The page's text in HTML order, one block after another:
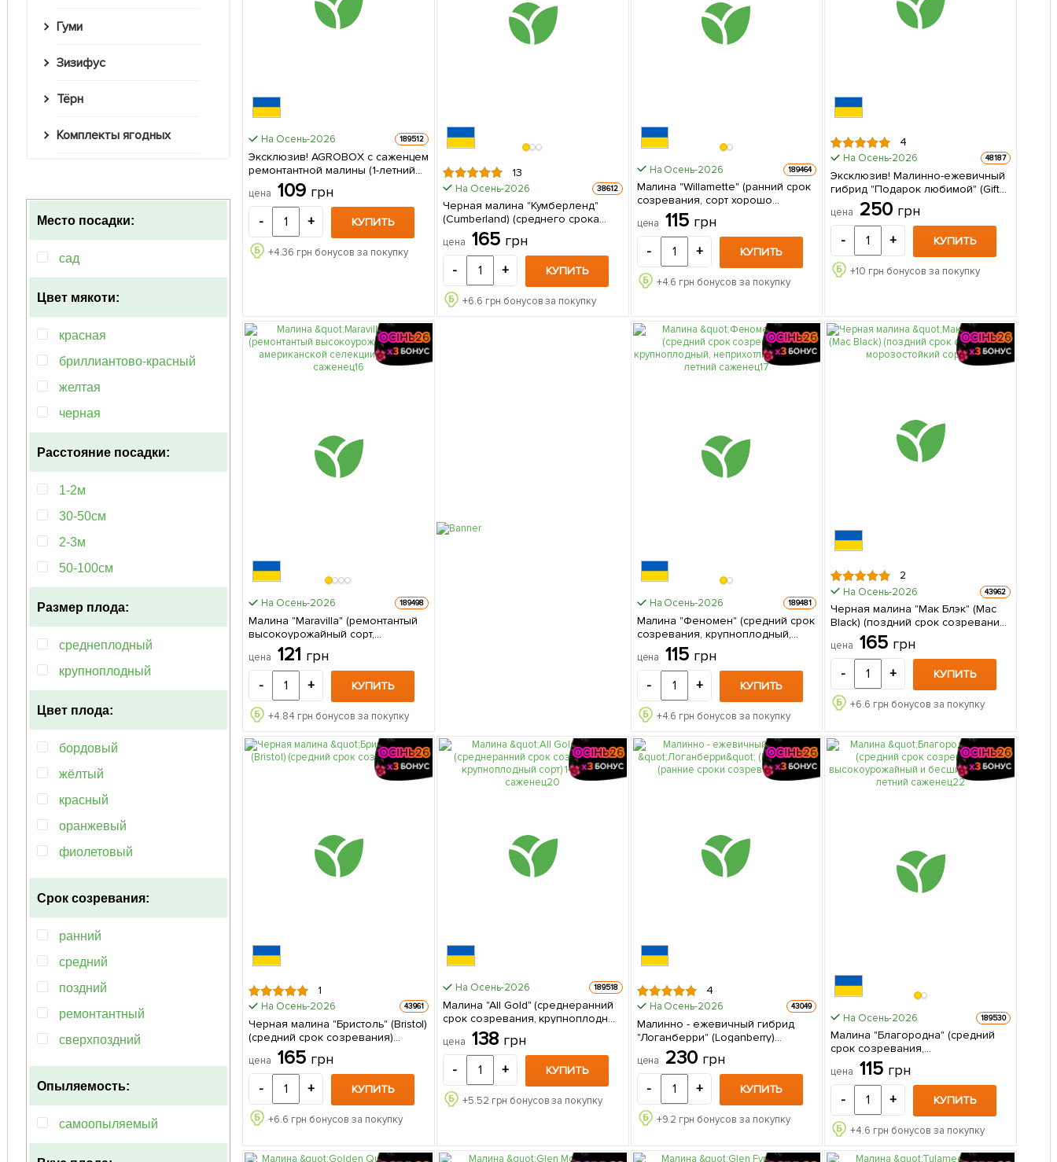
Гуми
Зизифус
Тёрн
Комплекты ягодных
Место посадки:
сад
Цвет мякоти:
красная
бриллиантово-красный
желтая
черная
Расстояние посадки:
1-2м
30-50см
2-3м
50-100см
Размер плода:
среднеплодный
крупноплодный
Цвет плода:
бордовый
жёлтый
красный
оранжевый
фиолетовый
чёрный
Срок созревания:
ранний
средний
поздний
ремонтантный
сверхпоздний
среднепоздний
среднеранний
Опыляемость:
самоопыляемый
На Осень-2026 189512
Эксклюзив! AGROBOX с саженцем
ремонтантной малины (1-летний
саженец) 1 шт в упаковке
цена 109 грн
- + КУПИТЬ
+4.36 грн бонусов за покупку
13
На Осень-2026 38612
Черная малина "Кумберленд"
(Cumberland) (среднего срока
созревания) (Корневище) 1 шт в
упаковке
цена 165 грн
- + КУПИТЬ
+6.6 грн бонусов за покупку
На Осень-2026 189464
Малина "Willamette" (ранний срок
созревания, сорт хорошо
устойчив к болезням) 1-летний
саженец 1 шт в упаковке
цена 115 грн
- + КУПИТЬ
+4.6 грн бонусов за покупку
4
На Осень-2026 48187
Эксклюзив! Малинно-ежевичный
гибрид "Подарок любимой" (Gift
for a loved one) (премиальный
крупноплодный сорт)
(Корневище) 1 шт в упаковке
цена 250 грн
- + КУПИТЬ
+10 грн бонусов за покупку
На Осень-2026 189498
Малина "Maravilla" (ремонтантый
высокоурожайный сорт,
американской селекции) 1-летний
саженец 1 шт в упаковке
цена 121 грн
- + КУПИТЬ
+4.84 грн бонусов за покупку
На Осень-2026 189481
Малина "Феномен" (средний срок
созревания, крупноплодный,
неприхотливый сорт) 1-летний
саженец 1 шт в упаковке
цена 115 грн
- + КУПИТЬ
+4.6 грн бонусов за покупку
2
На Осень-2026 43962
Черная малина "Мак Блэк" (Mac
Black) (поздний срок созревания,
морозостойкий сорт)
(Корневище) 1 шт в упаковке
цена 165 грн
- + КУПИТЬ
+6.6 грн бонусов за покупку
1
На Осень-2026 43961
Черная малина "Бристоль" (Bristol)
(средний срок созревания)
(Корневище) 1 шт в упаковке
цена 165 грн
- + КУПИТЬ
+6.6 грн бонусов за покупку
На Осень-2026 189518
Малина "All Gold" (среднеранний
срок созревания, крупноплодный
сорт) 1-летний саженец 1 шт в
упаковке
цена 138 грн
- + КУПИТЬ
+5.52 грн бонусов за покупку
4
На Осень-2026 43049
Малинно - ежевичный гибрид
"Логанберри" (Loganberry)
(ранние сроки созревания)
(Корневище) 1 шт в упаковке
цена 230 грн
- + КУПИТЬ
+9.2 грн бонусов за покупку
На Осень-2026 189530
Малина "Благородна" (средний
срок созревания,
высокоурожайный и бесшипый
сорт) 1-летний саженец 1 шт в
упаковке
цена 115 грн
- + КУПИТЬ
+4.6 грн бонусов за покупку